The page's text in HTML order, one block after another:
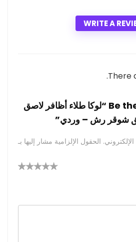
WRITE A
There
Be the first to review “لوكا طلاء أظافر لاصق
شوقر رش – وردي”
الحقول الإلزامية مشار إليها بـ
ن
أصلنجومنجوم